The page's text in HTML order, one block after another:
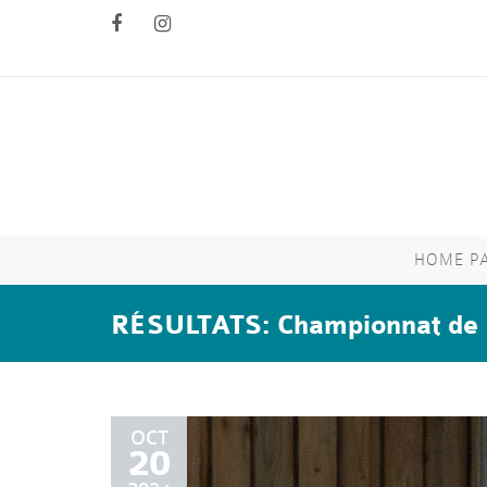
HOME
RÉSULTATS: Championnat
OCT
20